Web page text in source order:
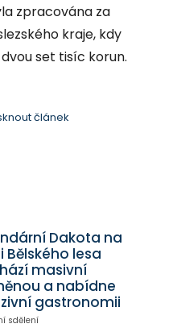
zpracována za
kraje, kdy
set tisíc korun.
článek
Dakota na
Bělského lesa
masivní
a nabídne
gastronomii
sdělení